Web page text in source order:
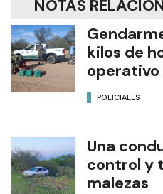
NOTAS
kilos de
operativo
POLICIALES
Una
control y
malezas